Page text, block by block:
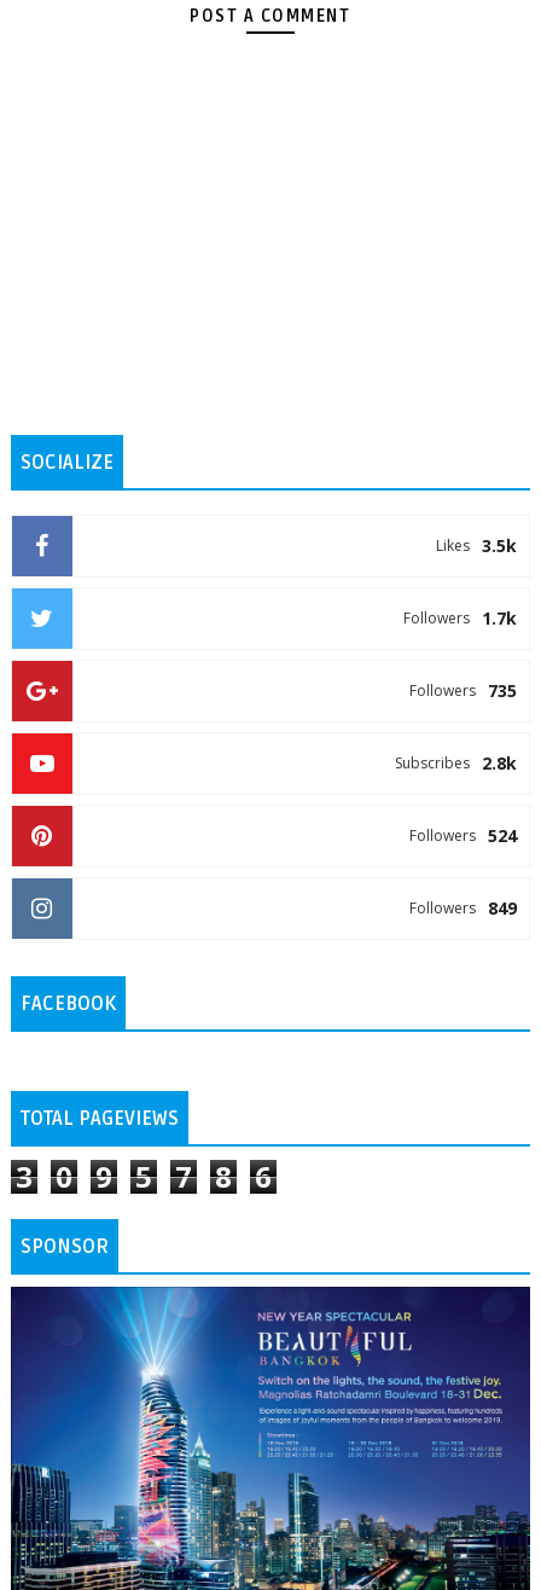
POST A COMMENT
SOCIALIZE
3.5k
Likes
1.7k
Followers
735
Followers
2.8k
Subscribes
524
Followers
849
Followers
FACEBOOK
TOTAL PAGEVIEWS
3 0 9 5 7 8 6
SPONSOR